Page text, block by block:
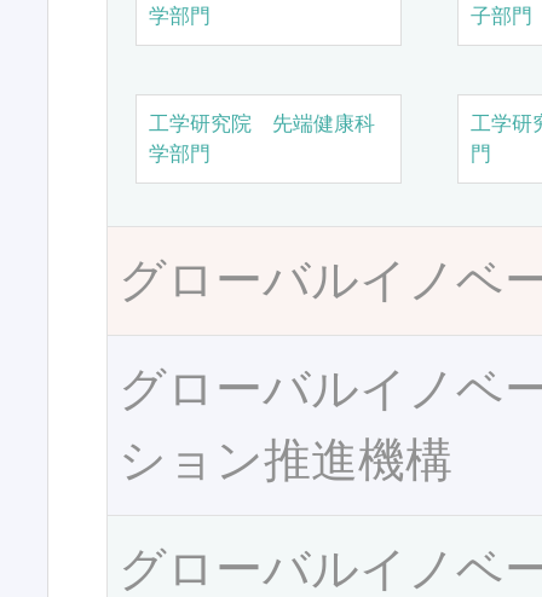
学部門
子部門
工学研究院 先端健康科
学部門
工学研
門
グローバルイノベ
グローバルイノベ
ション推進機構
グローバルイノベ